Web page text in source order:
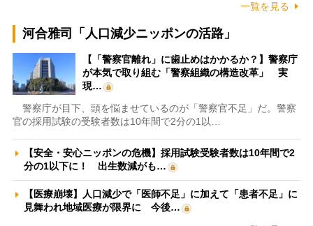
一覧を見る
河合雅司「人口減少ニッポンの活路」
【「警察官離れ」に歯止めはかかるか？】警察庁
が本気で取り組む「警察組織の構造改革」 実
現…
警察庁が目下、頭を悩ませているのが「警察官不足」だ。警察
官の採用試験の受験者数は10年間で2分の1以…
【安全・安心ニッポンの危機】採用試験受験者数は10年間で2
分の1以下に！ 出生数減がも…
【医療崩壊】人口減少で「医師不足」に加えて「患者不足」に
見舞われ地域医療が限界に 今後…